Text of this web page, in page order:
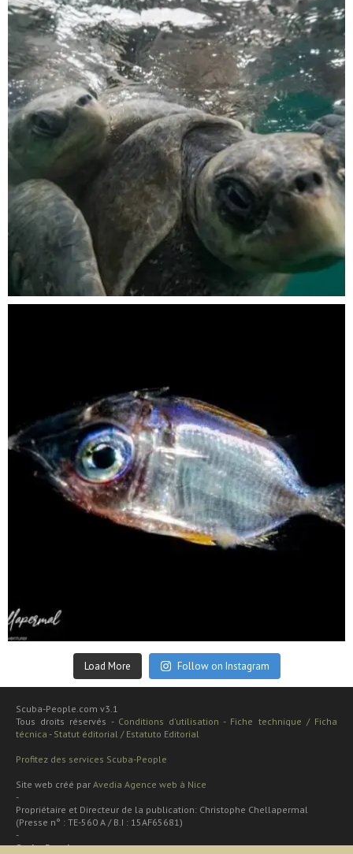
Sep 24
Load More Follow on Instagram
Scuba-People.com v3.1
Tous droits réservés - Conditions d'utilisation - Fiche technique / Ficha
técnica - Statut éditorial / Estatuto Editorial
Profitez des services Scuba-People
Site web créé par Avedia Agence web à Nice
-
Propriétaire et Directeur de la publication: Christophe Chellapermal
(Presse n° : TE-560 A / B.I : 15AF65681)
-
Scuba People